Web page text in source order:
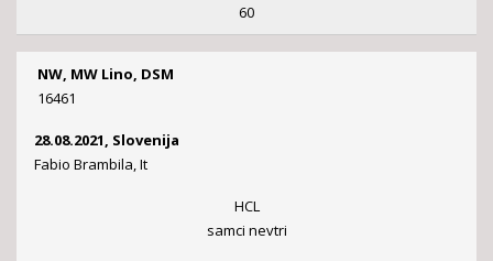
60
NW, MW Lino, DSM
16461
28.08.2021, Slovenija
Fabio Brambila, It
HCL
samci nevtri